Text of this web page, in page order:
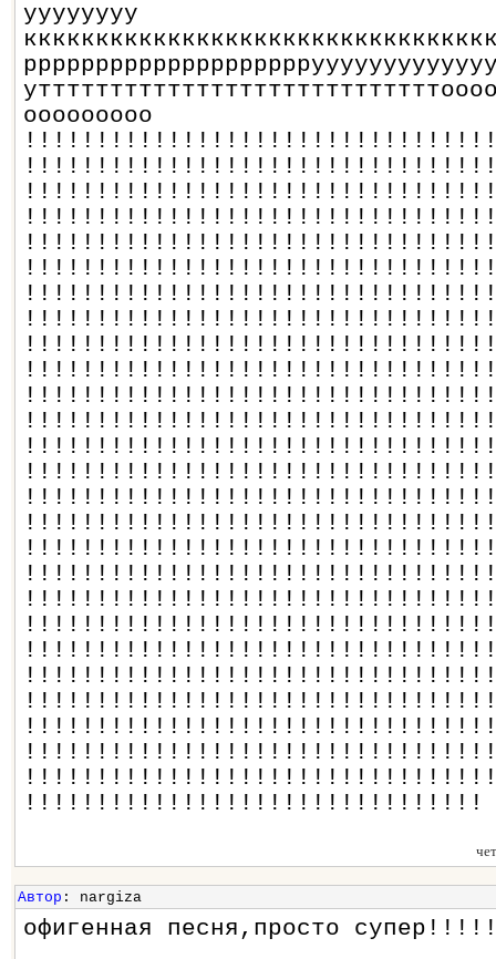
уууууууу
ооооооооо
!!!!!!!!!!!!!!!!!!!!!!!!!!!!!!!!
Автор : nargiza
офигенная песня,просто